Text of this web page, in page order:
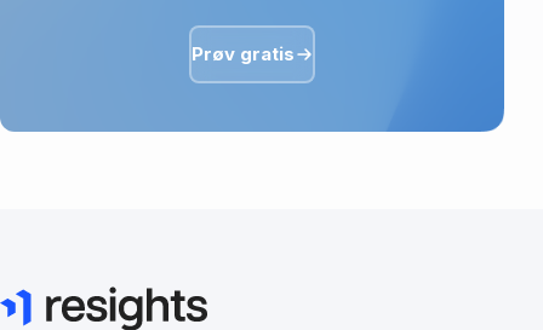
Prøv gratis